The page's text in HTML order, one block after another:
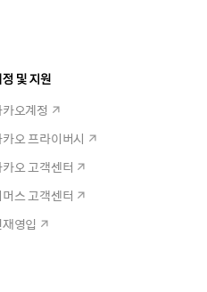
및 지원
오계정
오 프라이버시
오 고객센터
스 고객센터
영입